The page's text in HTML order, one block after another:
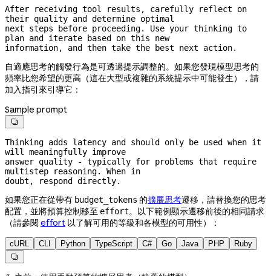
After receiving tool results, carefully reflect on
their quality and determine optimal
next steps before proceeding. Use your thinking to
plan and iterate based on this new
information, and then take the best next action.
自適應思考的觸發行為是可透過提示調整的。如果您發現模型思考的
頻率比您希望的更高（這在大型或複雜的系統提示中可能發生），請
加入指引來引導它：
Sample prompt

Thinking adds latency and should only be used when it
will meaningfully improve
answer quality - typically for problems that require
multistep reasoning. When in
doubt, respond directly.
如果您正在從帶有 budget_tokens 的擴展思考遷移，請替換您的思考
配置，並將預算控制移至 effort。以下範例顯示遷移前後的相同請求
（請參閱 effort 以了解可用的等級和各模型的可用性）：
cURL CLI Python TypeScript C# Go Java PHP Ruby
